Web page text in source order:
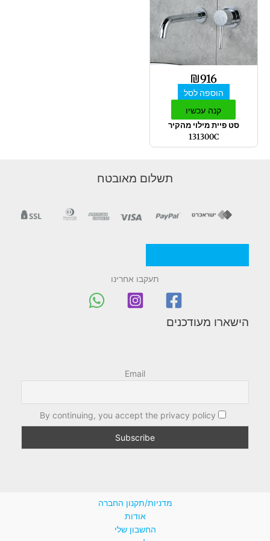
₪916
הוספה לסל
קנה עכשיו
סט פיית מילוי מהקיר
131300C
תשלום מאובטח
תעקבו אחרינו
הישארו מעודכנים
Email
By continuing, you accept the privacy policy
מדניות/תקנון החברה
אודות
החשבון שלי